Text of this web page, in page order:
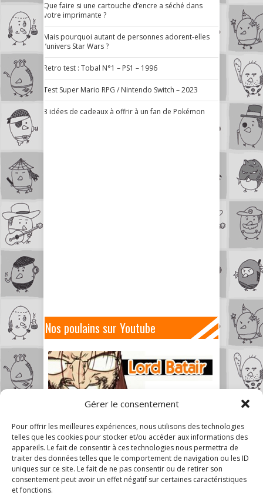
Gérer le consentement
Pour offrir les meilleures expériences, nous utilisons des technologies
telles que les cookies pour stocker et/ou accéder aux informations des
appareils. Le fait de consentir à ces technologies nous permettra de
traiter des données telles que le comportement de navigation ou les ID
uniques sur ce site. Le fait de ne pas consentir ou de retirer son
consentement peut avoir un effet négatif sur certaines caractéristiques
et fonctions.
Que faire si une cartouche d’encre a séché dans
votre imprimante ?
Mais pourquoi autant de personnes adorent-elles
l’univers Star Wars ?
Retro test : Tobal N°1 – PS1 – 1996
Test Super Mario RPG / Nintendo Switch – 2023
3 idées de cadeaux à offrir à un fan de Pokémon
Nos poulains sur Youtube